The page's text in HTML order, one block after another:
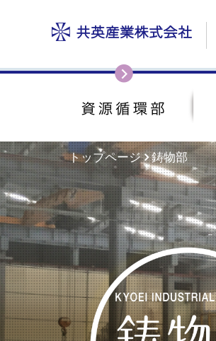
トップページ 鋳物部